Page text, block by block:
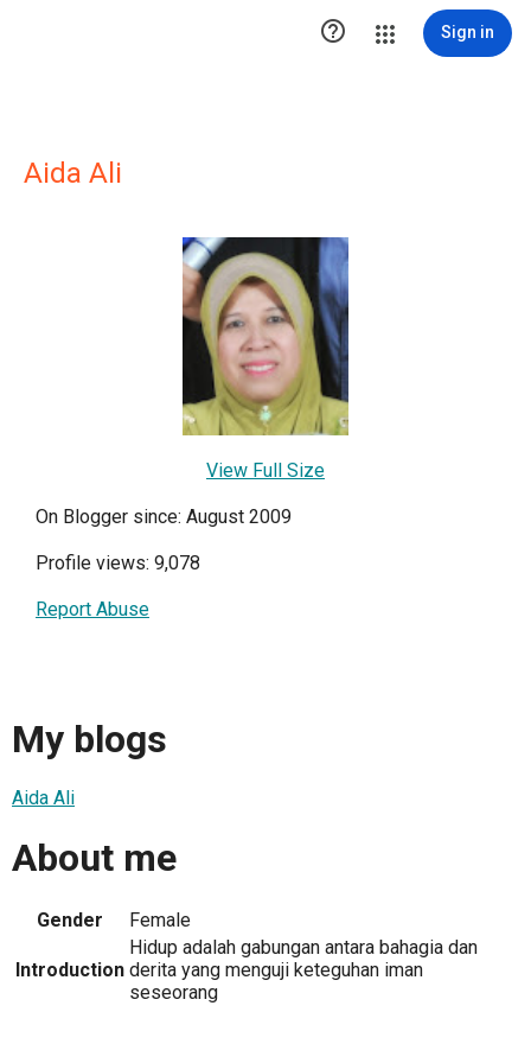
 Sign in
Aida Ali
View Full Size
On Blogger since: August 2009
Profile views: 9,078
Report Abuse
My blogs
Aida Ali
About me
Gender Female
Introduction
Hidup adalah gabungan antara bahagia dan
derita yang menguji keteguhan iman
seseorang